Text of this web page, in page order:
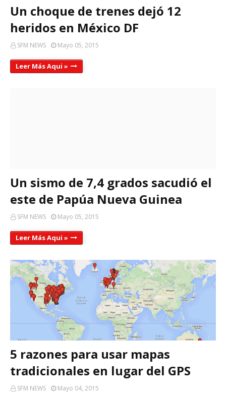
Un choque de trenes dejó 12
heridos en México DF
SFM NEWS Mayo 05, 2015
Leer Más Aqui »
Un sismo de 7,4 grados sacudió el
este de Papúa Nueva Guinea
SFM NEWS Mayo 05, 2015
Leer Más Aqui »
5 razones para usar mapas
tradicionales en lugar del GPS
SFM NEWS Mayo 04, 2015